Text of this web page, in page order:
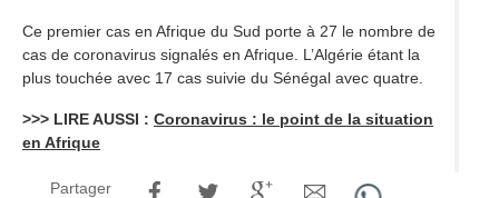
Ce premier cas en Afrique du Sud porte à 27 le nombre de
cas de coronavirus signalés en Afrique. L’Algérie étant la
plus touchée avec 17 cas suivie du Sénégal avec quatre.
>>> LIRE AUSSI : Coronavirus : le point de la situation
en Afrique
Partager